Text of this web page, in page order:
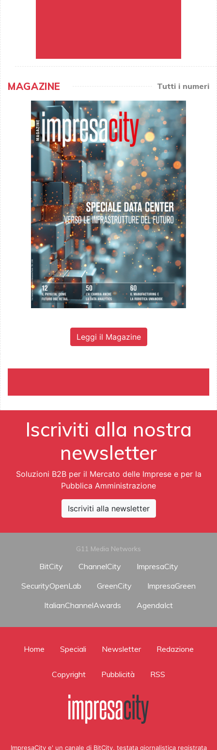
MAGAZINE Tutti i numeri
Leggi il Magazine
Iscriviti alla nostra
newsletter
Soluzioni B2B per il Mercato delle Imprese e per la
Pubblica Amministrazione
Iscriviti alla newsletter
G11 Media Networks
BitCity ChannelCity
ImpresaCity
SecurityOpenLab
GreenCity
ImpresaGreen
ItalianChannelAwards
AgendaIct
Home Speciali Newsletter Redazione
Copyright Pubblicità RSS
ImpresaCity e' un canale di BitCity, testata giornalistica registrata